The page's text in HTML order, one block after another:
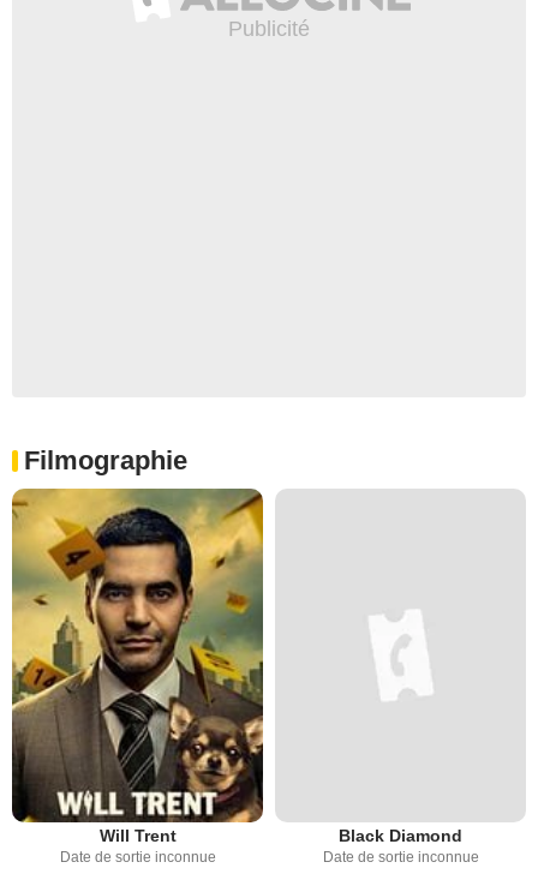
Filmographie
Will Trent
Date de sortie inconnue
Black Diamond
Date de sortie inconnue